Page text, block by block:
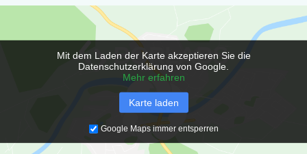
o
k
r
a
m
Mit dem Laden der Karte akzeptieren Sie die
Datenschutzerklärung von Google.
Mehr erfahren
Karte laden
Google Maps immer entsperren